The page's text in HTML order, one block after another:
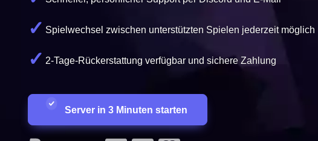
Spielwechsel zwischen unterstützten Spielen jederzeit möglich
2-Tage-Rückerstattung verfügbar und sichere Zahlung
Server in 3 Minuten starten